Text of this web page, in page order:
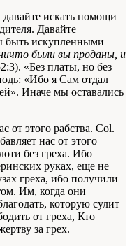
давайте искать помощи
Давайте
быть искупленными
были вы проданы, и
«Без платы, но без
«Ибо я Сам отдал
Иначе мы оставались
от этого рабства. Col.
нас от этого
без греха. Ибо
руках, еще не
греха, ибо получили
Им, когда они
которую сулит
от греха, Кто
за грех.